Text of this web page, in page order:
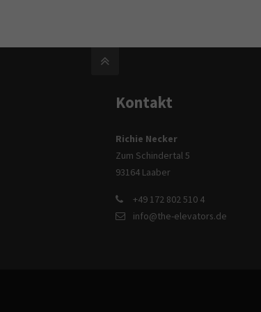
Kontakt
Richie Necker
Zum Schindertal 5
93164 Laaber
+49 172 802 510 4
info@the-elevators.de